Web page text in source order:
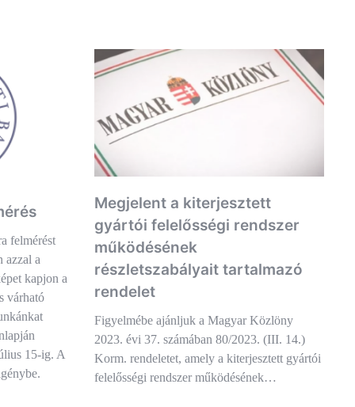
felmérést
azzal a
kapjon a
várható
15-ig. A
Megjelent a kiterjesztett
gyártói felelősségi rendszer
működésének
részletszabályait tartalmazó
rendelet
Figyelmébe ajánljuk a Magyar Közlöny
2023. évi 37. számában 80/2023. (III. 14.)
Korm. rendeletet, amely a kiterjesztett gyártói
felelősségi rendszer működésének…